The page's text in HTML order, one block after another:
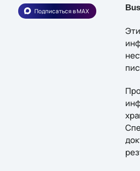
Подписаться в MAX